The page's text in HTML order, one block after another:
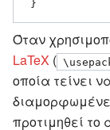
Όταν
LaTeX (
οποία τείνει
προτιμηθεί το